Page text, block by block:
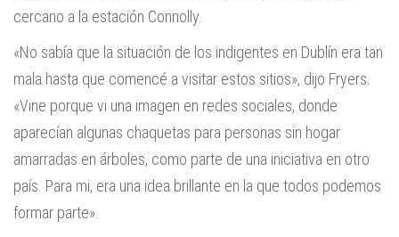
cercano a la estación Connolly.
«No sabía que la situación de los indigentes en Dublín era tan
mala hasta que comencé a visitar estos sitios», dijo Fryers.
«Vine porque vi una imagen en redes sociales, donde
aparecían algunas chaquetas para personas sin hogar
amarradas en árboles, como parte de una iniciativa en otro
país. Para mi, era una idea brillante en la que todos podemos
formar parte».